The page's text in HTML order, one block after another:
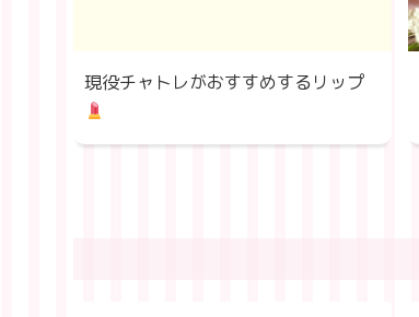
現役チャトレがおすすめするリップ